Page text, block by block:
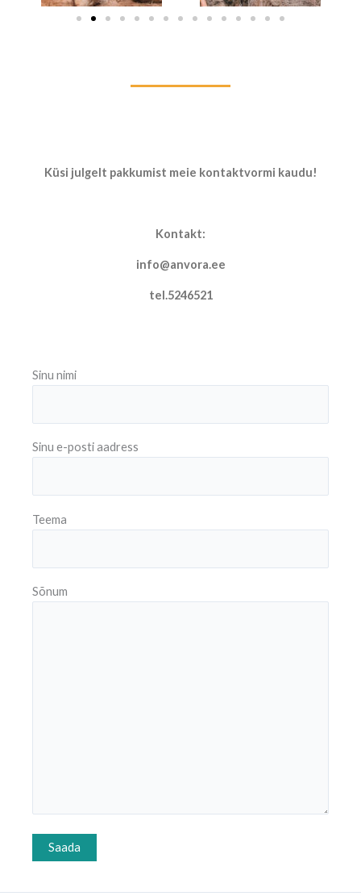
Küsi julgelt pakkumist meie kontaktvormi kaudu!
Kontakt:
info@anvora.ee
tel.5246521
Sinu nimi
Sinu e-posti aadress
Teema
Sõnum